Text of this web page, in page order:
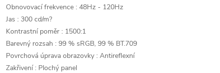
Obnovovací frekvence : 48Hz - 120Hz
Jas : 300 cd/m?
Kontrastní poměr : 1500:1
Barevný rozsah : 99 % sRGB, 99 % BT.709
Povrchová úprava obrazovky : Antireflexní
Zakřivení : Plochý panel